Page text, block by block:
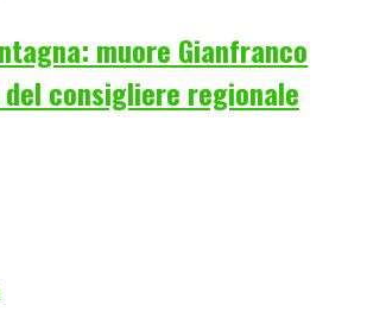
muore Gianfranco
del consigliere regionale